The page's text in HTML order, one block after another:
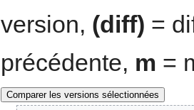
version, (diff) =
précédente, m =